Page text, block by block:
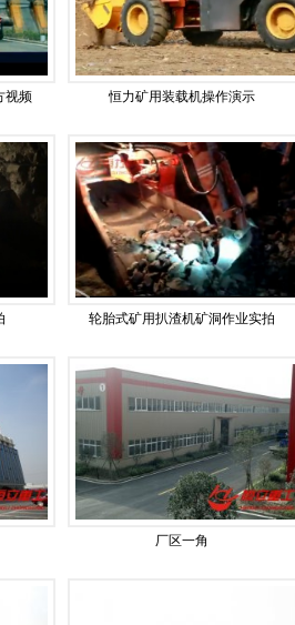
视频 恒力矿用装载机操作演示
轮胎式矿用扒渣机矿洞作业实拍
厂区一角